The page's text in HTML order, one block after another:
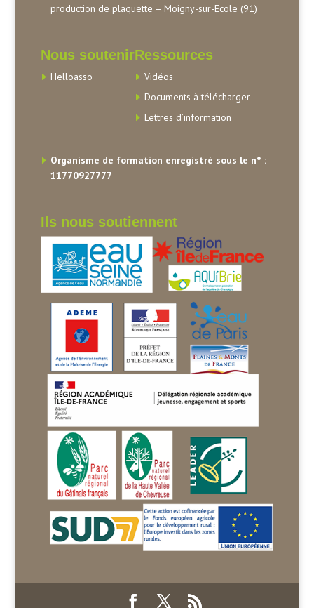
production de plaquette – Moigny-sur-Ecole (91)
Nous soutenir
Helloasso
Ressources
Vidéos
Documents à télécharger
Lettres d’information
Organisme de formation enregistré sous le n° :
11770927777
Ils nous soutiennent